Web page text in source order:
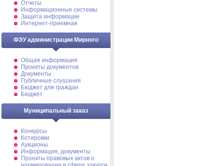
Отчеты
Информационные системы
Защита информации
Интернет-приемная
ФЭУ администрации Мирного
Общая информация
Проекты документов
Документы
Публичные слушания
Бюджет для граждан
Бюджет
Муниципальный заказ
Конкурсы
Котировки
Аукционы
Информация, документы
Проекты правовых актов о